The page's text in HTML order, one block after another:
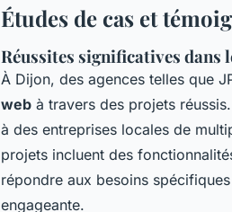
Études de cas et
Réussites significatives dans
À Dijon, des agences telles que
web à travers des projets
à des entreprises locales de
projets incluent des
répondre aux besoins
engageante.